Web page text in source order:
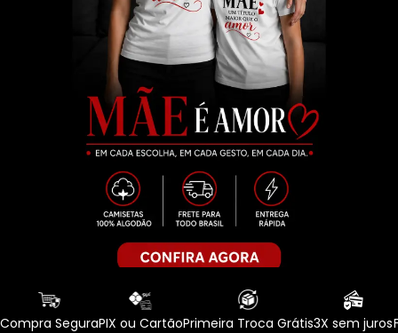
Compra SeguraPIX ou CartãoPrimeira Troca Grátis3X sem juros